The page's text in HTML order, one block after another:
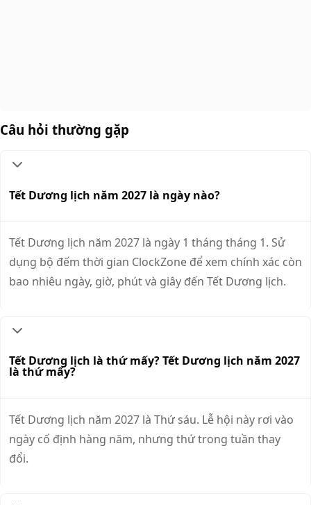
Câu hỏi thường gặp
Tết Dương lịch năm 2027 là ngày nào?
Tết Dương lịch năm 2027 là ngày 1 tháng tháng 1. Sử
dụng bộ đếm thời gian ClockZone để xem chính xác còn
bao nhiêu ngày, giờ, phút và giây đến Tết Dương lịch.
Tết Dương lịch là thứ mấy? Tết Dương lịch năm 2027
là thứ mấy?
Tết Dương lịch năm 2027 là Thứ sáu. Lễ hội này rơi vào
ngày cố định hàng năm, nhưng thứ trong tuần thay
đổi.